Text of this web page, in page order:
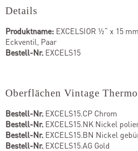
Details
Produktname: EXCELSIOR ½“ x 15
Eckventil, Paar
Bestell-Nr. EXCELS15
Oberflächen Vintage
Bestell-Nr. EXCELS15.CP Chrom
Bestell-Nr. EXCELS15.NK Nickel
Bestell-Nr. EXCELS15.BN Nickel
Bestell-Nr. EXCELS15.AG Gold